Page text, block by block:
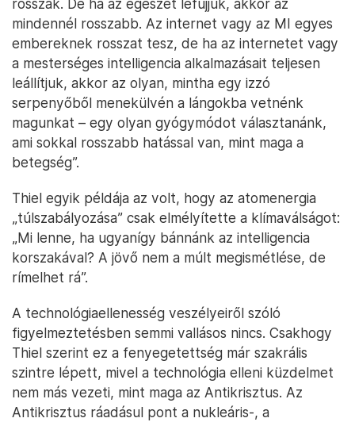
rosszak. De ha az egészet lefújjuk, akkor az
mindennél rosszabb. Az internet vagy az MI egyes
embereknek rosszat tesz, de ha az internetet vagy
a mesterséges intelligencia alkalmazásait teljesen
leállítjuk, akkor az olyan, mintha egy izzó
serpenyőből menekülvén a lángokba vetnénk
magunkat – egy olyan gyógymódot választanánk,
ami sokkal rosszabb hatással van, mint maga a
betegség”.
Thiel egyik példája az volt, hogy az atomenergia
„túlszabályozása” csak elmélyítette a klímaválságot:
„Mi lenne, ha ugyanígy bánnánk az intelligencia
korszakával? A jövő nem a múlt megismétlése, de
rímelhet rá”.
A technológiaellenesség veszélyeiről szóló
figyelmeztetésben semmi vallásos nincs. Csakhogy
Thiel szerint ez a fenyegetettség már szakrális
szintre lépett, mivel a technológia elleni küzdelmet
nem más vezeti, mint maga az Antikrisztus. Az
Antikrisztus ráadásul pont a nukleáris-, a